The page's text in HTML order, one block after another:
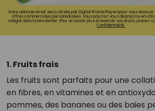
Votre adresse email sera utilisée par Digital Prisma Playerspour vous
offres commerciales personnalisées. Vous pourrez vous désinscrire en
intégré dans la newsletter. Pour en savoir plus et exercer vos droits, prenez
Confidentialité.
1. Fruits frais
Les fruits sont parfaits pour une
en fibres, en vitamines et en
pommes, des bananes ou des baies